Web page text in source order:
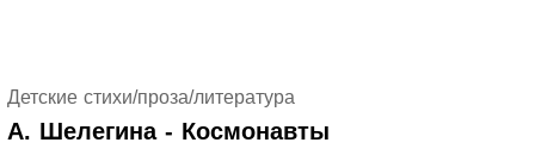
Детские стихи/проза/литература
А. Шелегина - Космонавты